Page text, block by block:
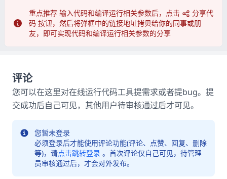
重点推荐 输入代码和编译运行相关参数后，点击
分享代
码 按钮，然后将弹框中的链接地址拷贝给你的同事或朋
友，即可实现代码和编译运行相关参数的分享
评论
您可以在这里对在线运行代码工具提需求或者提bug。提
交成功后自己可见，其他用户待审核通过后才可见。
您暂未登录
必须登录后才能使用评论功能(评论、点赞、回复、删除
等)，请点击跳转登录 。首次评论仅自己可见，待管理
员审核通过后，才会对外发布。